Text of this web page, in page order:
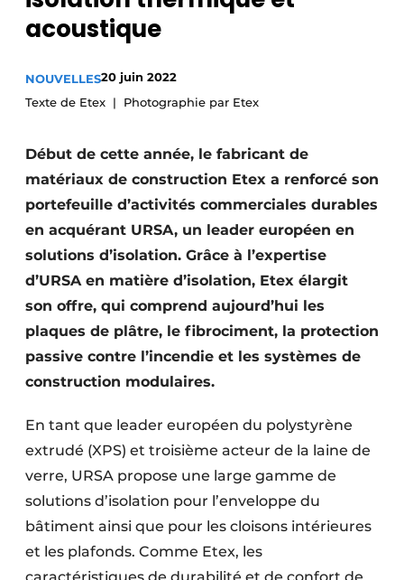
Podcasts
S’inscrire à l’événement
S’inscrire
Termes et conditions
Video’s
acoustique
NOUVELLES20 juin 2022
Texte de Etex
Photographie par Etex
Début de cette année, le fabricant de
matériaux de construction Etex a renforcé son
portefeuille d’activités commerciales durables
en acquérant URSA, un leader européen en
solutions d’isolation. Grâce à l’expertise
d’URSA en matière d’isolation, Etex élargit
son offre, qui comprend aujourd’hui les
plaques de plâtre, le fibrociment, la protection
passive contre l’incendie et les systèmes de
construction modulaires.
En tant que leader européen du polystyrène
extrudé (XPS) et troisième acteur de la laine de
verre, URSA propose une large gamme de
solutions d’isolation pour l’enveloppe du
bâtiment ainsi que pour les cloisons intérieures
et les plafonds. Comme Etex, les